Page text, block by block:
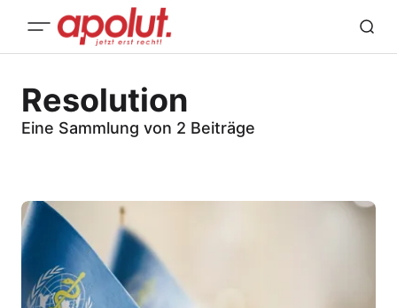
Resolution
Eine Sammlung von 2 Beiträge